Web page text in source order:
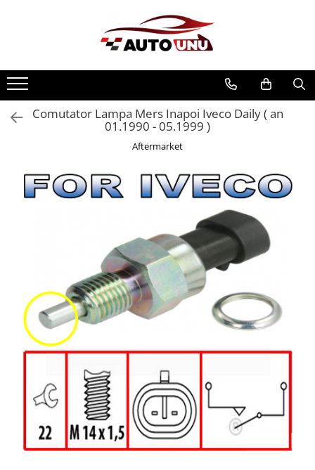
Comutator Lampa Mers Inapoi Iveco Daily ( an
01.1990 - 05.1999 )
Aftermarket